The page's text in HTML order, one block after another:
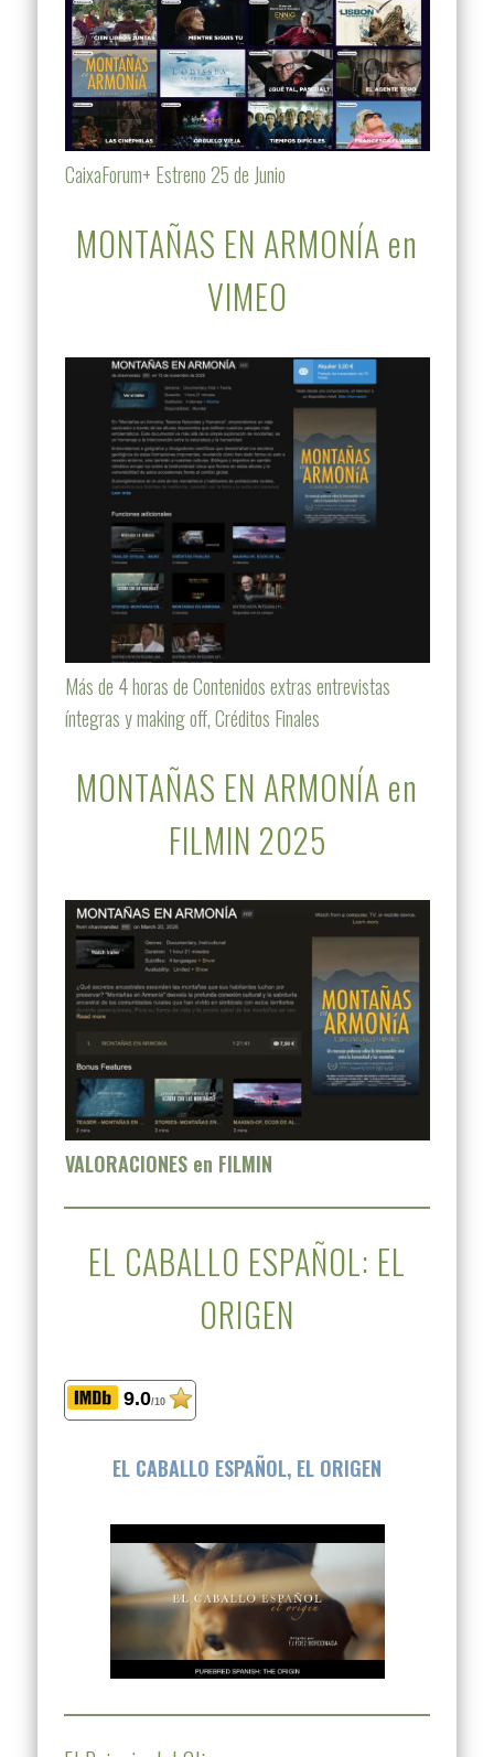
CaixaForum+ Estreno 25 de Junio
MONTAÑAS EN ARMONÍA en
VIMEO
Más de 4 horas de Contenidos extras entrevistas
íntegras y making off, Créditos Finales
MONTAÑAS EN ARMONÍA en
FILMIN 2025
VALORACIONES en FILMIN
EL CABALLO ESPAÑOL: EL
ORIGEN
9.0/10
EL CABALLO ESPAÑOL, EL ORIGEN